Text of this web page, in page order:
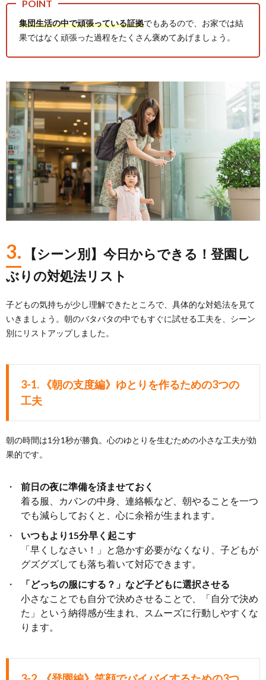
集団生活の中で頑張っている証拠でもあるので、お家では結
果ではなく頑張った過程をたくさん褒めてあげましょう。
3. 【シーン別】今日からできる！登園し
ぶりの対処法リスト
子どもの気持ちが少し理解できたところで、具体的な対処法を見て
いきましょう。朝のバタバタの中でもすぐに試せる工夫を、シーン
別にリストアップしました。
3-1. 《朝の支度編》ゆとりを作るための3つの
工夫
朝の時間は1分1秒が勝負。心のゆとりを生むための小さな工夫が効
果的です。
前日の夜に準備を済ませておく
着る服、カバンの中身、連絡帳など、朝やることを一つ
でも減らしておくと、心に余裕が生まれます。
いつもより15分早く起こす
「早くしなさい！」と急かす必要がなくなり、子どもが
グズグズしても落ち着いて対応できます。
「どっちの服にする？」など子どもに選択させる
小さなことでも自分で決めさせることで、「自分で決め
た」という納得感が生まれ、スムーズに行動しやすくな
ります。